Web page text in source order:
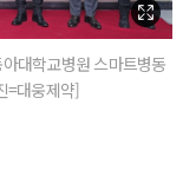
대학교병원 스마트병동
=대웅제약]